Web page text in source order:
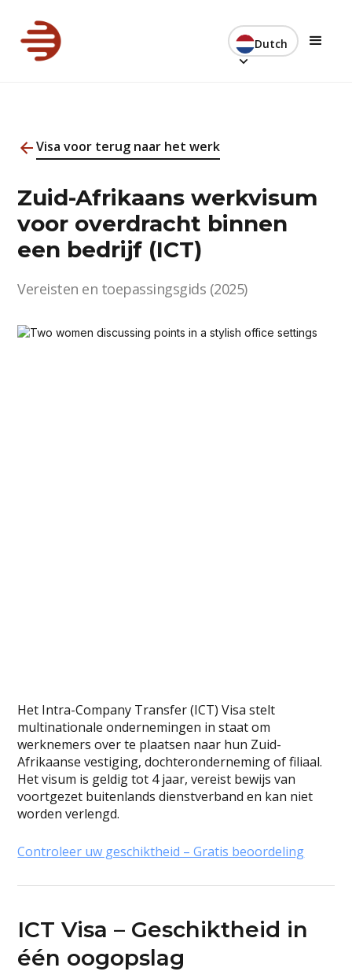
Dutch
Visa voor terug naar het werk
Zuid-Afrikaans werkvisum
voor overdracht binnen
een bedrijf (ICT)
Vereisten en toepassingsgids (2025)
Het Intra-Company Transfer (ICT) Visa stelt
multinationale ondernemingen in staat om
werknemers over te plaatsen naar hun Zuid-
Afrikaanse vestiging, dochteronderneming of filiaal.
Het visum is geldig tot 4 jaar, vereist bewijs van
voortgezet buitenlands dienstverband en kan niet
worden verlengd.
Controleer uw geschiktheid – Gratis beoordeling
ICT Visa – Geschiktheid in
één oogopslag